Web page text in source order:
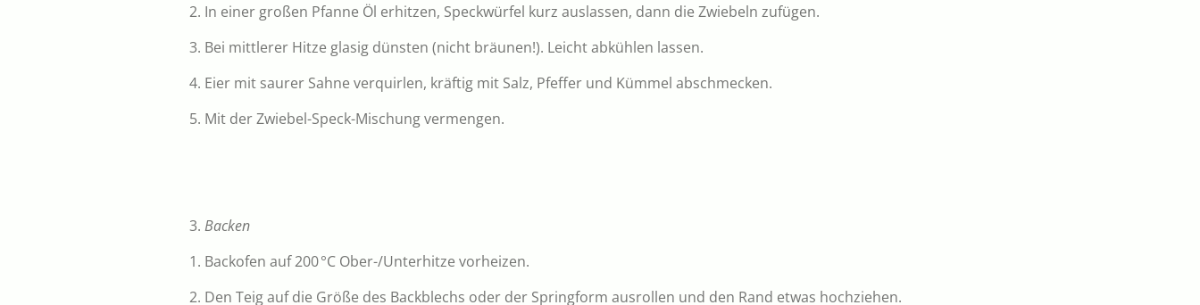
2. In einer großen Pfanne Öl erhitzen, Speckwürfel kurz auslassen, dann die Zwiebeln zufügen.
3. Bei mittlerer Hitze glasig dünsten (nicht bräunen!). Leicht abkühlen lassen.
4. Eier mit saurer Sahne verquirlen, kräftig mit Salz, Pfeffer und Kümmel abschmecken.
5. Mit der Zwiebel-Speck-Mischung vermengen.
3. Backen
1. Backofen auf 200 °C Ober-/Unterhitze vorheizen.
2. Den Teig auf die Größe des Backblechs oder der Springform ausrollen und den Rand etwas hochziehen.